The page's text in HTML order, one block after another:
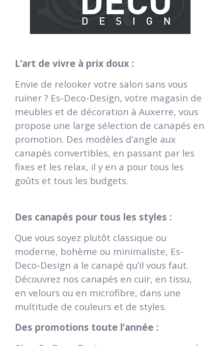
L’art de vivre à prix doux :
Envie de relooker votre salon sans vous
ruiner ? Es-Deco-Design, votre magasin de
meubles et de décoration à Auxerre, vous
propose une large sélection de canapés en
promotion. Des modèles d’angle aux
canapés convertibles, en passant par les
fixes et les relax, il y en a pour tous les
goûts et tous les budgets.
Des canapés pour tous les styles :
Que vous soyez plutôt classique ou
moderne, bohème ou minimaliste, Es-
Deco-Design a le canapé qu’il vous faut.
Découvrez nos canapés en cuir, en tissu,
en velours ou en microfibre, dans une
multitude de couleurs et de styles.
Des promotions toute l’année :